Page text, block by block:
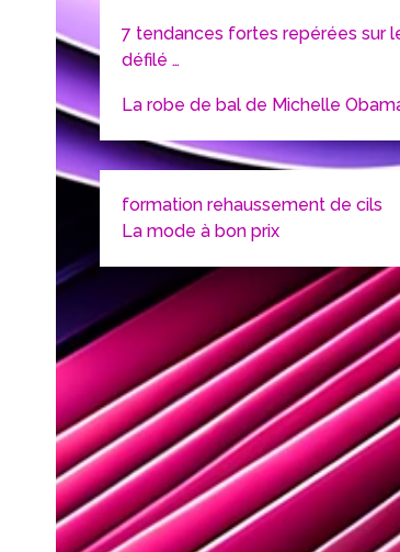
7 tendances fortes repérées sur
défilé …
La robe de bal de Michelle
formation rehaussement de cils
La mode à bon prix